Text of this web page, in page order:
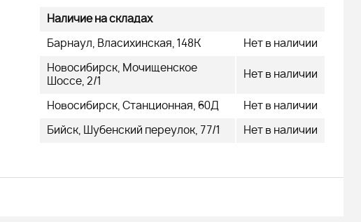
Наличие на складах
Барнаул, Власихинская, 148К Нет в наличии
Новосибирск, Мочищенское
Шоссе, 2/1
Нет в наличии
Новосибирск, Станционная, 60Д Нет в наличии
Бийск, Шубенский переулок, 77/1 Нет в наличии